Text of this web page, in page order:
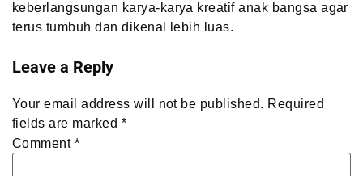
keberlangsungan karya-karya kreatif anak bangsa agar
terus tumbuh dan dikenal lebih luas.
Leave a Reply
Your email address will not be published. Required
fields are marked *
Comment *